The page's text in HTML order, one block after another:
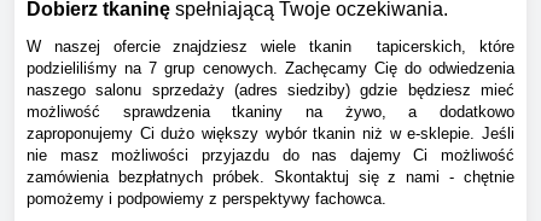
Dobierz tkaninę spełniającą Twoje oczekiwania.
W naszej ofercie znajdziesz wiele tkanin tapicerskich, które
podzieliliśmy na 7 grup cenowych. Zachęcamy Cię do odwiedzenia
naszego salonu sprzedaży (adres siedziby) gdzie będziesz mieć
możliwość sprawdzenia tkaniny na żywo, a dodatkowo
zaproponujemy Ci dużo większy wybór tkanin niż w e-sklepie. Jeśli
nie masz możliwości przyjazdu do nas dajemy Ci możliwość
zamówienia bezpłatnych próbek. Skontaktuj się z nami - chętnie
pomożemy i podpowiemy z perspektywy fachowca.